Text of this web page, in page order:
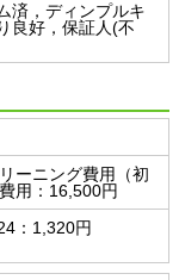
済，ディンプルキ
良好，保証人(不
ーニング費用（初
用：16,500円
：1,320円